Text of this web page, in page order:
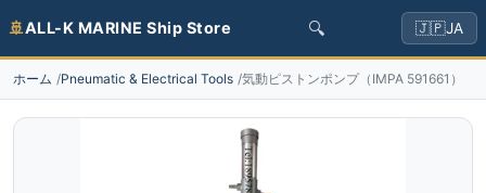
🚢ALL-K MARINE Ship Store 🔍 🇯🇵JA
ホーム Pneumatic & Electrical Tools 気動ピストンポンプ（IMPA 591661）